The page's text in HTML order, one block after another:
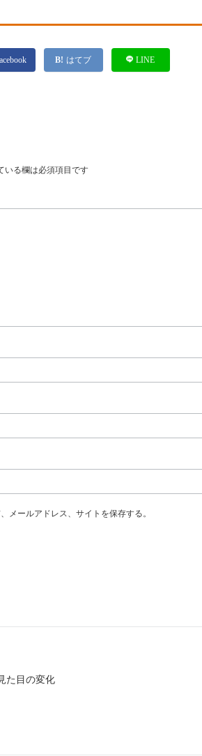
はてブ LINE
いる欄は必須項目です
メールアドレス、サイトを保存する。
た目の変化